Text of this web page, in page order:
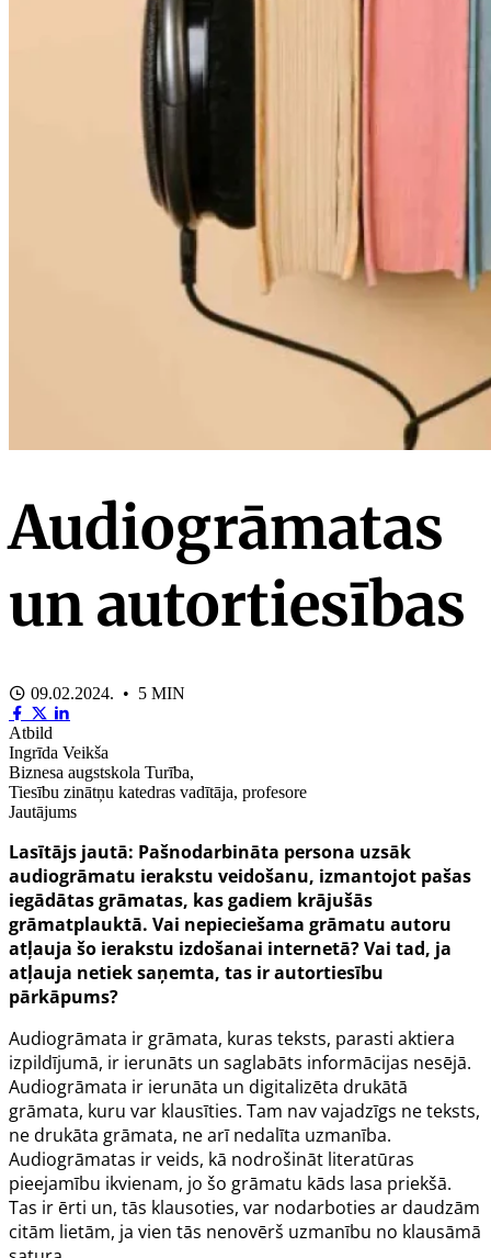
Audiogrāmatas
un autortiesības
09.02.2024. • 5 MIN
Atbild
Ingrīda Veikša
Biznesa augstskola Turība,
Tiesību zinātņu katedras vadītāja, profesore
Jautājums
Lasītājs jautā: Pašnodarbināta persona uzsāk
audiogrāmatu ierakstu veidošanu, izmantojot pašas
iegādātas grāmatas, kas gadiem krājušās
grāmatplauktā. Vai nepieciešama grāmatu autoru
atļauja šo ierakstu izdošanai internetā? Vai tad, ja
atļauja netiek saņemta, tas ir autortiesību
pārkāpums?
Audiogrāmata ir grāmata, kuras teksts, parasti aktiera
izpildījumā, ir ierunāts un saglabāts informācijas nesējā.
Audiogrāmata ir ierunāta un digitalizēta drukātā
grāmata, kuru var klausīties. Tam nav vajadzīgs ne teksts,
ne drukāta grāmata, ne arī nedalīta uzmanība.
Audiogrāmatas ir veids, kā nodrošināt literatūras
pieejamību ikvienam, jo šo grāmatu kāds lasa priekšā.
Tas ir ērti un, tās klausoties, var nodarboties ar daudzām
citām lietām, ja vien tās nenovērš uzmanību no klausāmā